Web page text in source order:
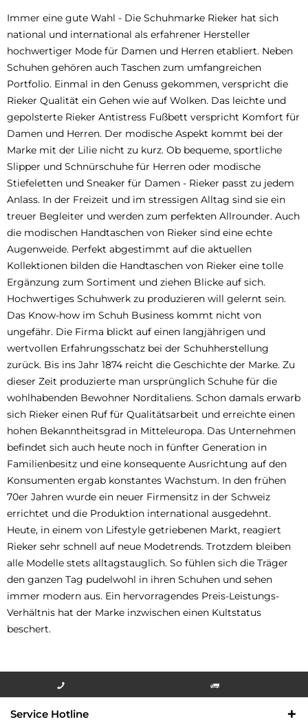
Immer eine gute Wahl - Die Schuhmarke Rieker hat sich
national und international als erfahrener Hersteller
hochwertiger Mode für Damen und Herren etabliert. Neben
Schuhen gehören auch Taschen zum umfangreichen
Portfolio. Einmal in den Genuss gekommen, verspricht die
Rieker Qualität ein Gehen wie auf Wolken. Das leichte und
gepolsterte Rieker Antistress Fußbett verspricht Komfort für
Damen und Herren. Der modische Aspekt kommt bei der
Marke mit der Lilie nicht zu kurz. Ob bequeme, sportliche
Slipper und Schnürschuhe für Herren oder modische
Stiefeletten und Sneaker für Damen - Rieker passt zu jedem
Anlass. In der Freizeit und im stressigen Alltag sind sie ein
treuer Begleiter und werden zum perfekten Allrounder. Auch
die modischen Handtaschen von Rieker sind eine echte
Augenweide. Perfekt abgestimmt auf die aktuellen
Kollektionen bilden die Handtaschen von Rieker eine tolle
Ergänzung zum Sortiment und ziehen Blicke auf sich.
Hochwertiges Schuhwerk zu produzieren will gelernt sein.
Das Know-how im Schuh Business kommt nicht von
ungefähr. Die Firma blickt auf einen langjährigen und
wertvollen Erfahrungsschatz bei der Schuhherstellung
zurück. Bis ins Jahr 1874 reicht die Geschichte der Marke. Zu
dieser Zeit produzierte man ursprünglich Schuhe für die
wohlhabenden Bewohner Norditaliens. Schon damals erwarb
sich Rieker einen Ruf für Qualitätsarbeit und erreichte einen
hohen Bekanntheitsgrad in Mitteleuropa. Das Unternehmen
befindet sich auch heute noch in fünfter Generation in
Familienbesitz und eine konsequente Ausrichtung auf den
Konsumenten ergab konstantes Wachstum. In den frühen
70er Jahren wurde ein neuer Firmensitz in der Schweiz
errichtet und die Produktion international ausgedehnt.
Heute, in einem von Lifestyle getriebenen Markt, reagiert
Rieker sehr schnell auf neue Modetrends. Trotzdem bleiben
alle Modelle stets alltagstauglich. So fühlen sich die Träger
den ganzen Tag pudelwohl in ihren Schuhen und sehen
immer modern aus. Ein hervorragendes Preis-Leistungs-
Verhältnis hat der Marke inzwischen einen Kultstatus
beschert.
000
Service Hotline